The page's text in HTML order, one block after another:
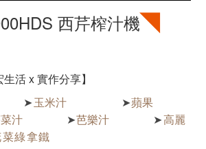
西芹榨汁機◥
生活 x 實作分享】
➤ 玉米汁 ➤蘋果
汁 ➤芭樂汁 ➤高麗
綠拿鐵